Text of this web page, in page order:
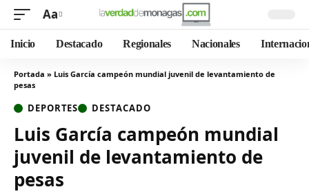
Aa
Inicio Destacado Regionales Nacionales
Portada » Luis García campeón mundial juvenil de levantamiento de
pesas
DEPORTES DESTACADO
Luis García campeón mundial
juvenil de levantamiento de
pesas